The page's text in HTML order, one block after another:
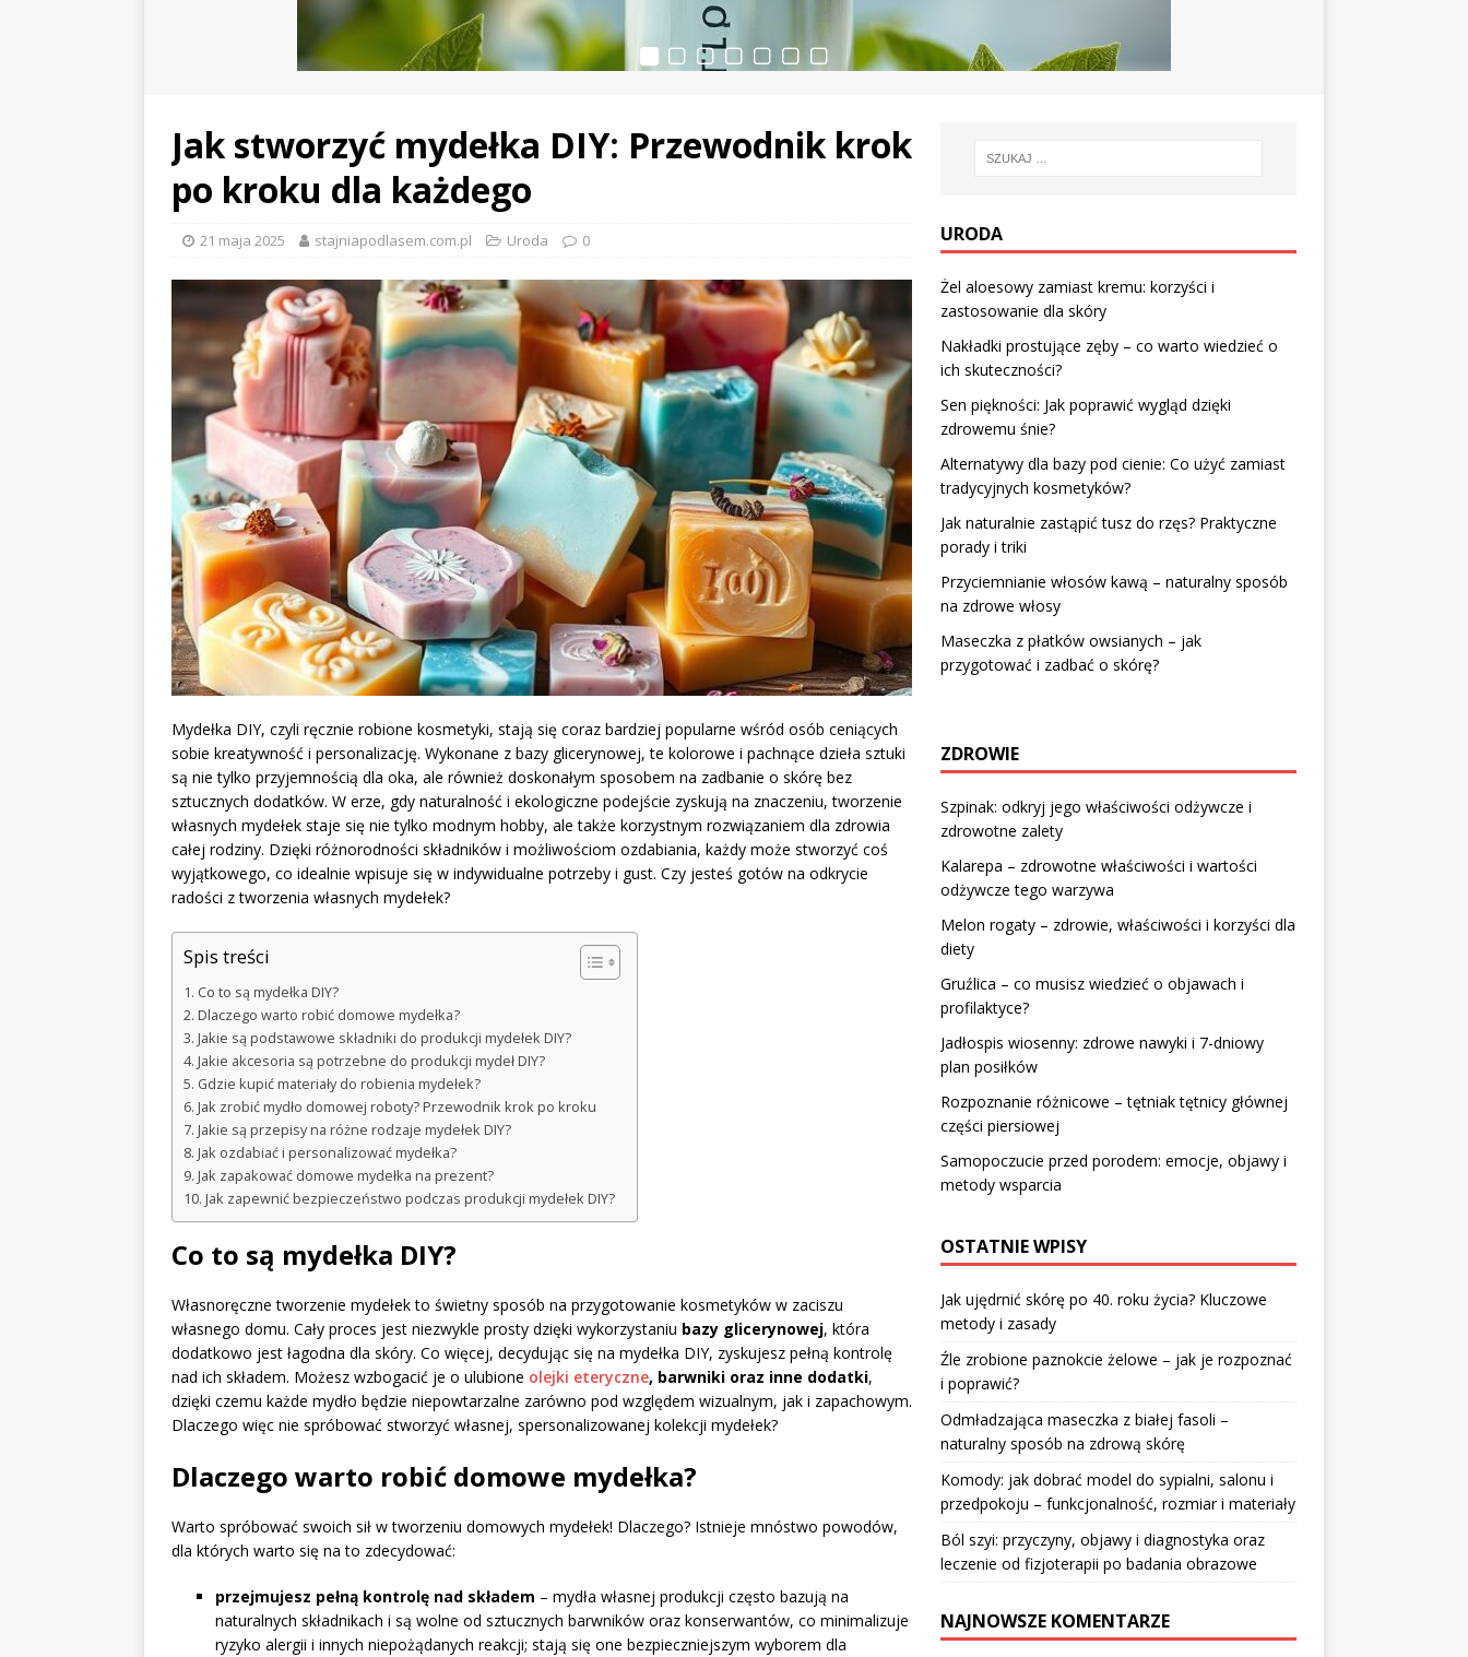
Jak stworzyć mydełka DIY: Przewodnik krok
po kroku dla każdego
21 maja 2025 stajniapodlasem.com.pl Uroda 0
Mydełka DIY, czyli ręcznie robione kosmetyki, stają się coraz bardziej popularne wśród osób ceniących
sobie kreatywność i personalizację. Wykonane z bazy glicerynowej, te kolorowe i pachnące dzieła sztuki
są nie tylko przyjemnością dla oka, ale również doskonałym sposobem na zadbanie o skórę bez
sztucznych dodatków. W erze, gdy naturalność i ekologiczne podejście zyskują na znaczeniu, tworzenie
własnych mydełek staje się nie tylko modnym hobby, ale także korzystnym rozwiązaniem dla zdrowia
całej rodziny. Dzięki różnorodności składników i możliwościom ozdabiania, każdy może stworzyć coś
wyjątkowego, co idealnie wpisuje się w indywidualne potrzeby i gust. Czy jesteś gotów na odkrycie
radości z tworzenia własnych mydełek?
Spis treści
Co to są mydełka DIY?
Dlaczego warto robić domowe mydełka?
Jakie są podstawowe składniki do produkcji mydełek DIY?
Jakie akcesoria są potrzebne do produkcji mydeł DIY?
Gdzie kupić materiały do robienia mydełek?
Jak zrobić mydło domowej roboty? Przewodnik krok po kroku
Jakie są przepisy na różne rodzaje mydełek DIY?
Jak ozdabiać i personalizować mydełka?
Jak zapakować domowe mydełka na prezent?
Jak zapewnić bezpieczeństwo podczas produkcji mydełek DIY?
Co to są mydełka DIY?
Własnoręczne tworzenie mydełek to świetny sposób na przygotowanie kosmetyków w zaciszu
własnego domu. Cały proces jest niezwykle prosty dzięki wykorzystaniu bazy glicerynowej, która
dodatkowo jest łagodna dla skóry. Co więcej, decydując się na mydełka DIY, zyskujesz pełną kontrolę
nad ich składem. Możesz wzbogacić je o ulubione olejki eteryczne, barwniki oraz inne dodatki,
dzięki czemu każde mydło będzie niepowtarzalne zarówno pod względem wizualnym, jak i zapachowym.
Dlaczego więc nie spróbować stworzyć własnej, spersonalizowanej kolekcji mydełek?
Dlaczego warto robić domowe mydełka?
Warto spróbować swoich sił w tworzeniu domowych mydełek! Dlaczego? Istnieje mnóstwo powodów,
dla których warto się na to zdecydować:
przejmujesz pełną kontrolę nad składem – mydła własnej produkcji często bazują na
naturalnych składnikach i są wolne od sztucznych barwników oraz konserwantów, co minimalizuje
ryzyko alergii i innych niepożądanych reakcji; stają się one bezpieczniejszym wyborem dla
URODA
Żel aloesowy zamiast kremu: korzyści i
zastosowanie dla skóry
Nakładki prostujące zęby – co warto wiedzieć o
ich skuteczności?
Sen piękności: Jak poprawić wygląd dzięki
zdrowemu śnie?
Alternatywy dla bazy pod cienie: Co użyć zamiast
tradycyjnych kosmetyków?
Jak naturalnie zastąpić tusz do rzęs? Praktyczne
porady i triki
Przyciemnianie włosów kawą – naturalny sposób
na zdrowe włosy
Maseczka z płatków owsianych – jak
przygotować i zadbać o skórę?
ZDROWIE
Szpinak: odkryj jego właściwości odżywcze i
zdrowotne zalety
Kalarepa – zdrowotne właściwości i wartości
odżywcze tego warzywa
Melon rogaty – zdrowie, właściwości i korzyści dla
diety
Gruźlica – co musisz wiedzieć o objawach i
profilaktyce?
Jadłospis wiosenny: zdrowe nawyki i 7-dniowy
plan posiłków
Rozpoznanie różnicowe – tętniak tętnicy głównej
części piersiowej
Samopoczucie przed porodem: emocje, objawy i
metody wsparcia
OSTATNIE WPISY
Jak ujędrnić skórę po 40. roku życia? Kluczowe
metody i zasady
Źle zrobione paznokcie żelowe – jak je rozpoznać
i poprawić?
Odmładzająca maseczka z białej fasoli –
naturalny sposób na zdrową skórę
Komody: jak dobrać model do sypialni, salonu i
przedpokoju – funkcjonalność, rozmiar i materiały
Ból szyi: przyczyny, objawy i diagnostyka oraz
leczenie od fizjoterapii po badania obrazowe
NAJNOWSZE KOMENTARZE